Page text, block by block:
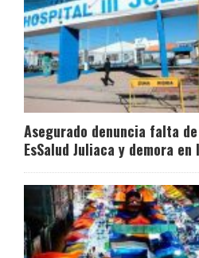
Asegurado denuncia falta
EsSalud Juliaca y demora